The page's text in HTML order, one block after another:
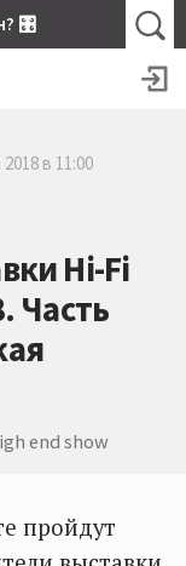
🎛
в 11:00
Hi-Fi
Часть
end show
пройдут